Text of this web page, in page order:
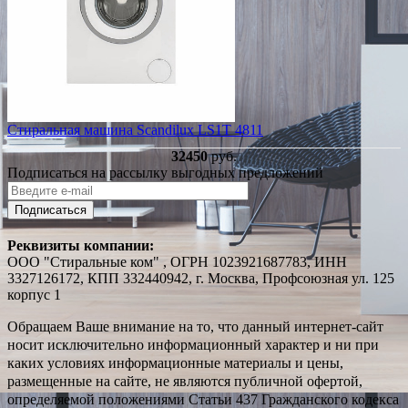
Стиральная машина Scandilux LS1T 4811
32450руб.
Подписаться на рассылку выгодных предложений
Подписаться
Реквизиты компании:
ООО "Стиральные ком" , ОГРН 1023921687783, ИНН
3327126172, КПП 332440942, г. Москва, Профсоюзная ул. 125
корпус 1
Обращаем Ваше внимание на то, что данный интернет-сайт
носит исключительно информационный характер и ни при
каких условиях информационные материалы и цены,
размещенные на сайте, не являются публичной офертой,
определяемой положениями Статьи 437 Гражданского кодекса